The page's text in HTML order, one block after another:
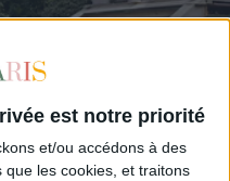
est notre priorité
et/ou accédons à des
les cookies, et traitons
OPEN THROUGHOUT AUGUST